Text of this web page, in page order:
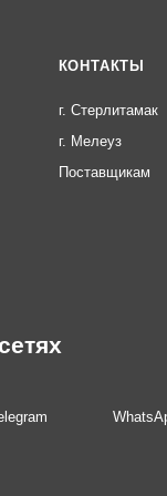
КОНТАКТЫ
г. Стерлитамак
г. Мелеуз
Поставщикам